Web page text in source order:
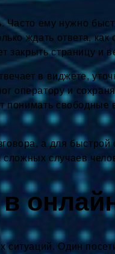
Часто ему нужно
ждать ответа, как
страницу и
в виджете,
оператору и
понимать свободные
а для быстрой
случаев
Один